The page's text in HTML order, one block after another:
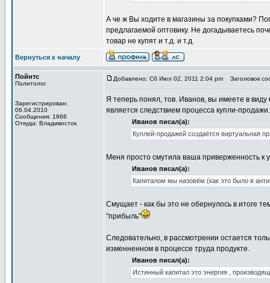
А че ж Вы ходите в магазины за покупками?
предлагаемой оптовику. Не догадываетесь
товар не купят и т.д. и т.д.
Вернуться к началу
Пойнтс
Политолог
Зарегистрирован:
06.04.2010
Сообщения: 1866
Откуда: Владивосток
Добавлено: Сб Июл 02, 2011 2:04 pm Заголовок
Я теперь понял, тов. Иванов, вы имеете в виду
является следствием процесса купли-продажи.
Иванов писал(а):
Куплей-продажей создаётся виртуальная
Меня просто смутила ваша приверженность к
Иванов писал(а):
Капиталом мы назовём (как это было в
Смущает - как бы это не обернулось в итоге
"прибыль"
Следовательно, в рассмотрении остается
изменненном в процессе труда продукте.
Иванов писал(а):
Истинный капитал это энергия ,